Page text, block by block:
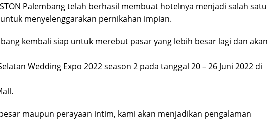
Palembang telah berhasil membuat hotelnya menjadi salah satu
menyelenggarakan pernikahan impian.
kembali siap untuk merebut pasar yang lebih besar lagi dan akan
Wedding Expo 2022 season 2 pada tanggal 20 – 26 Juni 2022 di
maupun perayaan intim, kami akan menjadikan pengalaman